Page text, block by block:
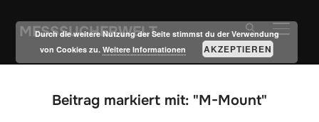
MESSSUCHERWELT
Beitrag markiert mit: "M-Mount"
Durch die weitere Nutzung der Seite stimmst du der Verwendung
von Cookies zu.Weitere Informationen AKZEPTIEREN